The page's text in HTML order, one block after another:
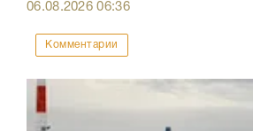
06.08.202606:36
Комментарии